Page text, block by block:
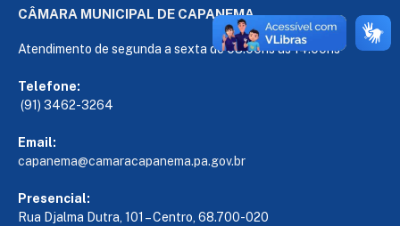
CÂMARA MUNICIPAL DE CAPANEMA
Atendimento de segunda a sexta de 08:00hs às 14:00hs
Telefone:
(91) 3462-3264
Email:
capanema@camaracapanema.pa.gov.br
Presencial:
Rua Djalma Dutra, 101 – Centro, 68.700-020